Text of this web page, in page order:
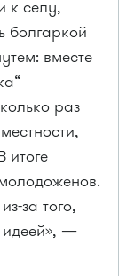
к селу,
болгаркой
вместе
раз
итоге
за того,
идеей», —